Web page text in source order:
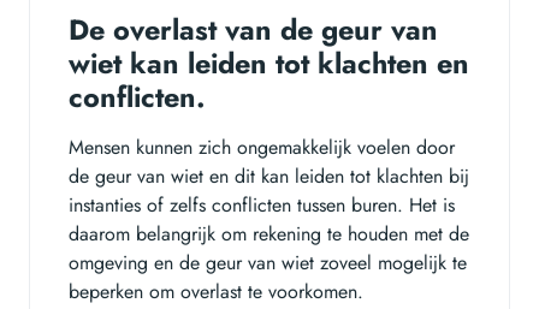
De overlast van de geur van
wiet kan leiden tot klachten en
conflicten.
Mensen kunnen zich ongemakkelijk voelen door
de geur van wiet en dit kan leiden tot klachten bij
instanties of zelfs conflicten tussen buren. Het is
daarom belangrijk om rekening te houden met de
omgeving en de geur van wiet zoveel mogelijk te
beperken om overlast te voorkomen.